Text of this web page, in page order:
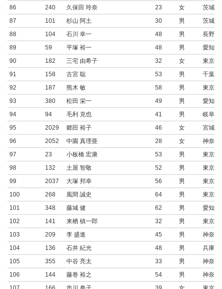
86 240 久保田 玲奈 23 女
茨城県
87
101 杉山 阿土 30 男
茨城県
88
104 石川 幸一 48 男
長野県
89
59 平塚 裕一 48 男
愛知県
90
182 三宅 由希子 32 女
東京都
91
158 古宮 聡 53 男
千葉県
92
187 熊木 敏 58 男
東京都
93
380 松田 栄一 49 男
愛知県
94
94 毛利 克也 41 男
岐阜県
95
2029 郷田 裕子 46 女
宮城県
96
2052 中園 真理亜 28 女
神奈川
97
23 小板橋 宏康 53 男
東京都
98
132 土屋 智敬 52 男
東京都
99
2037 大塚 邦幸 56 男
東京都
100
268 風間 誠史 64 男
東京都
101
348 藤城 健 62 男
愛知県
102
141 来栖 槙一郎 32 男
東京都
103
209 李 盛進 45 男
神奈川
104
136 石井 紀光 48 男
兵庫県
105
355 中谷 亮太 33 男
神奈川
106
144 藤巻 裕之 54 男
神奈川